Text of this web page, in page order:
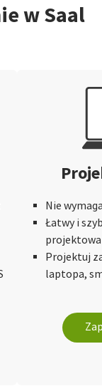
w Saal
Nie
Łatwy i
Projektuj
laptopa,